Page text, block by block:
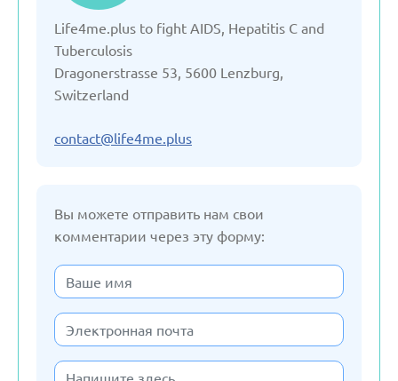
Life4me.plus to fight AIDS, Hepatitis C and
Tuberculosis
Dragonerstrasse 53, 5600 Lenzburg,
Switzerland
contact@life4me.plus
Вы можете отправить нам свои
комментарии через эту форму:
Германия
Грузия
Дания
Италия
Казахстан
Кыргызстан